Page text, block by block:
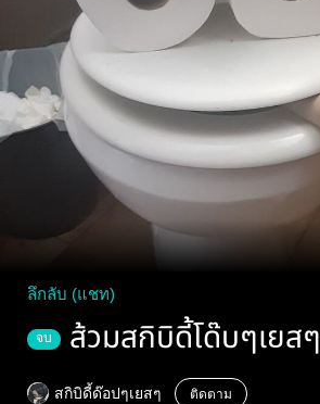
ลึกลับ (แชท)
จบ ส้วมสกิบิดี้โด๊บๆเยสๆ
สกิบิดี้ด๊อปๆเยสๆ ติดตาม